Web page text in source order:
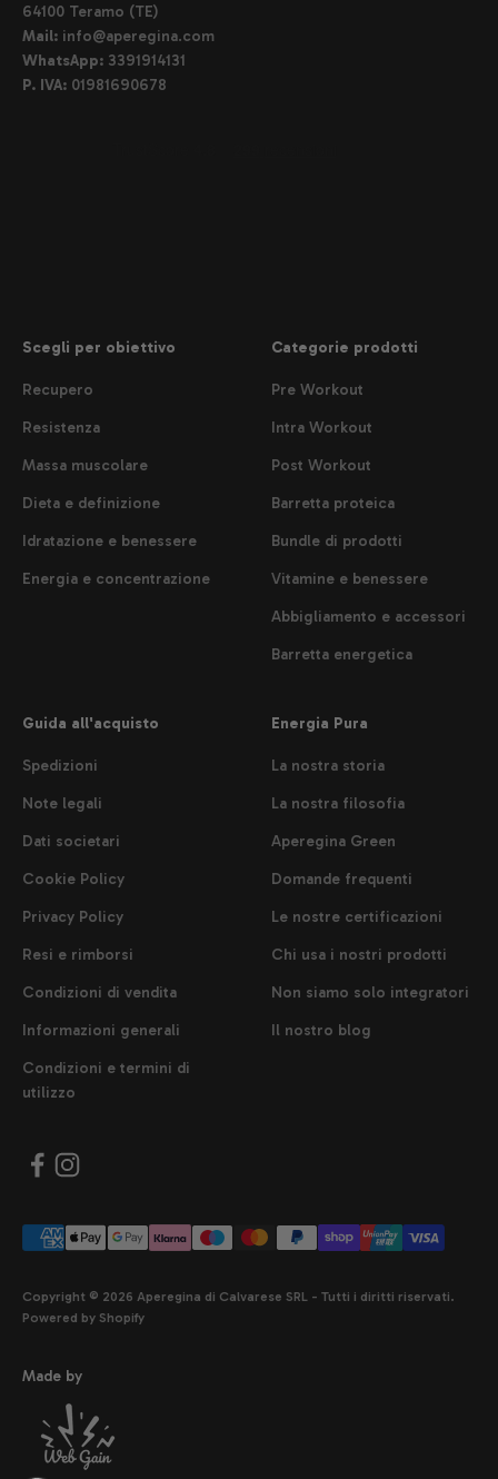
64100 Teramo (TE)
Mail: info@aperegina.com
WhatsApp: 3391914131
P. IVA: 01981690678
Scegli per obiettivo
Recupero
Resistenza
Massa muscolare
Dieta e definizione
Idratazione e benessere
Energia e concentrazione
Categorie prodotti
Pre Workout
Intra Workout
Post Workout
Barretta proteica
Bundle di prodotti
Vitamine e benessere
Abbigliamento e accessori
Barretta energetica
Guida all'acquisto
Spedizioni
Note legali
Dati societari
Cookie Policy
Privacy Policy
Resi e rimborsi
Condizioni di vendita
Informazioni generali
Condizioni e termini di
utilizzo
Energia Pura
La nostra storia
La nostra filosofia
Aperegina Green
Domande frequenti
Le nostre certificazioni
Chi usa i nostri prodotti
Non siamo solo integratori
Il nostro blog
Copyright © 2026 Aperegina di Calvarese SRL - Tutti i diritti riservati.
Powered by Shopify
Made by